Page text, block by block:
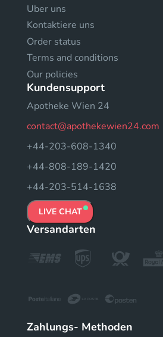
Uber uns
Kontaktiere uns
Order status
Terms and conditions
Our policies
Kundensupport
Apotheke Wien 24
contact@apothekewien24.com
+44-203-608-1340
+44-808-189-1420
+44-203-514-1638
LIVE CHAT
Versandarten
Zahlungs- Methoden